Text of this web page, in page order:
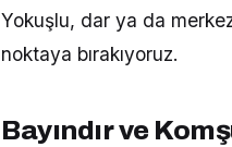
Yokuşlu, dar ya da
noktaya bırakıyoruz.
Bayındır ve